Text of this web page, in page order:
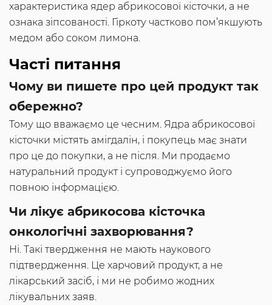
характеристика ядер абрикосової кісточки, а не
ознака зіпсованості. Гіркоту частково пом’якшують
медом або соком лимона.
Часті питання
Чому ви пишете про цей продукт так
обережно?
Тому що вважаємо це чесним. Ядра абрикосової
кісточки містять амігдалін, і покупець має знати
про це до покупки, а не після. Ми продаємо
натуральний продукт і супроводжуємо його
повною інформацією.
Чи лікує абрикосова кісточка
онкологічні захворювання?
Ні. Такі твердження не мають наукового
підтвердження. Це харчовий продукт, а не
лікарський засіб, і ми не робимо жодних
лікувальних заяв.